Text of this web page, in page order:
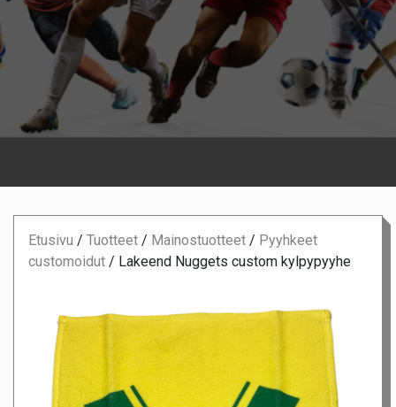
Etusivu / Tuotteet / Mainostuotteet / Pyyhkeet
customoidut / Lakeend Nuggets custom kylpypyyhe